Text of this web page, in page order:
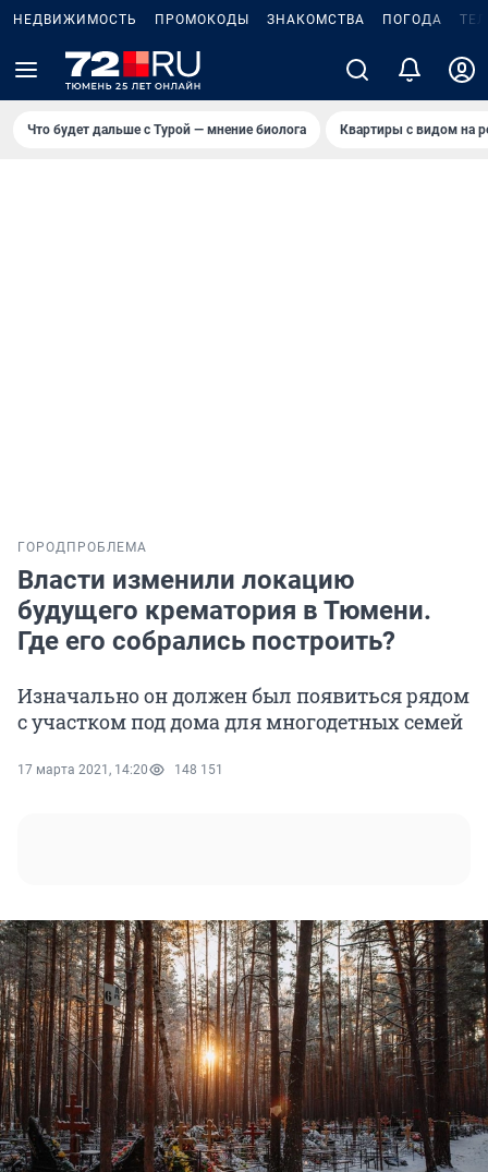
НЕДВИЖИМОСТЬ ПРОМОКОДЫ ЗНАКОМСТВА ПОГОДА
Что будет дальше с Турой — мнение биолога Квартиры с видом на
ГОРОД ПРОБЛЕМА
Власти изменили локацию
будущего крематория в Тюмени.
Где его собрались построить?
Изначально он должен был появиться рядом
с участком под дома для многодетных семей
17 марта 2021, 14:20 148 151